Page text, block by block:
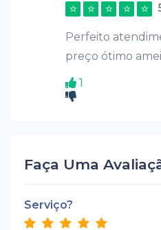
Perfeito
preço ótimo
1
Faça Uma
Serviço?